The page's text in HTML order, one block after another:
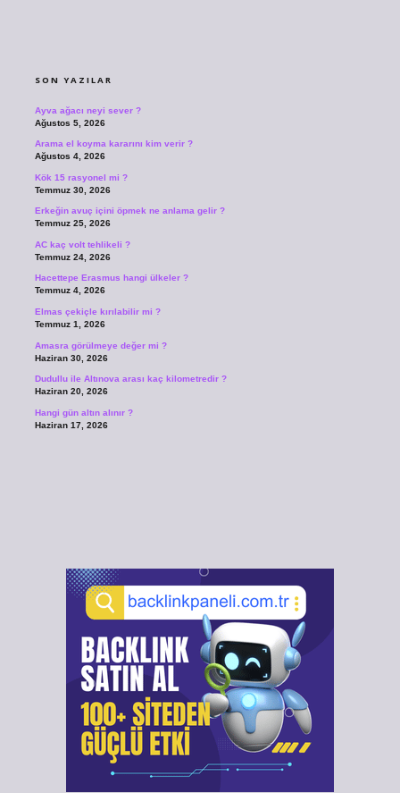
SON YAZILAR
Ayva ağacı neyi sever ?
Ağustos 5, 2026
Arama el koyma kararını kim verir ?
Ağustos 4, 2026
Kök 15 rasyonel mi ?
Temmuz 30, 2026
Erkeğin avuç içini öpmek ne anlama gelir ?
Temmuz 25, 2026
AC kaç volt tehlikeli ?
Temmuz 24, 2026
Hacettepe Erasmus hangi ülkeler ?
Temmuz 4, 2026
Elmas çekiçle kırılabilir mi ?
Temmuz 1, 2026
Amasra görülmeye değer mi ?
Haziran 30, 2026
Dudullu ile Altınova arası kaç kilometredir ?
Haziran 20, 2026
Hangi gün altın alınır ?
Haziran 17, 2026